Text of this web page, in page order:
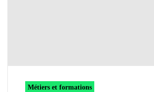
Métiers et formations